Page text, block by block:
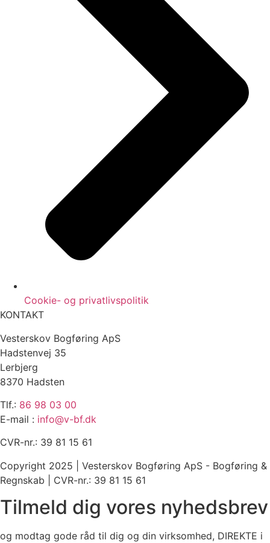
Cookie- og privatlivspolitik
KONTAKT
Vesterskov Bogføring ApS
Hadstenvej 35
Lerbjerg
8370 Hadsten
Tlf.: 86 98 03 00
E-mail : info@v-bf.dk
CVR-nr.: 39 81 15 61
Copyright 2025 | Vesterskov Bogføring ApS - Bogføring &
Regnskab | CVR-nr.: 39 81 15 61
Tilmeld dig vores nyhedsbrev
og modtag gode råd til dig og din virksomhed, DIREKTE i